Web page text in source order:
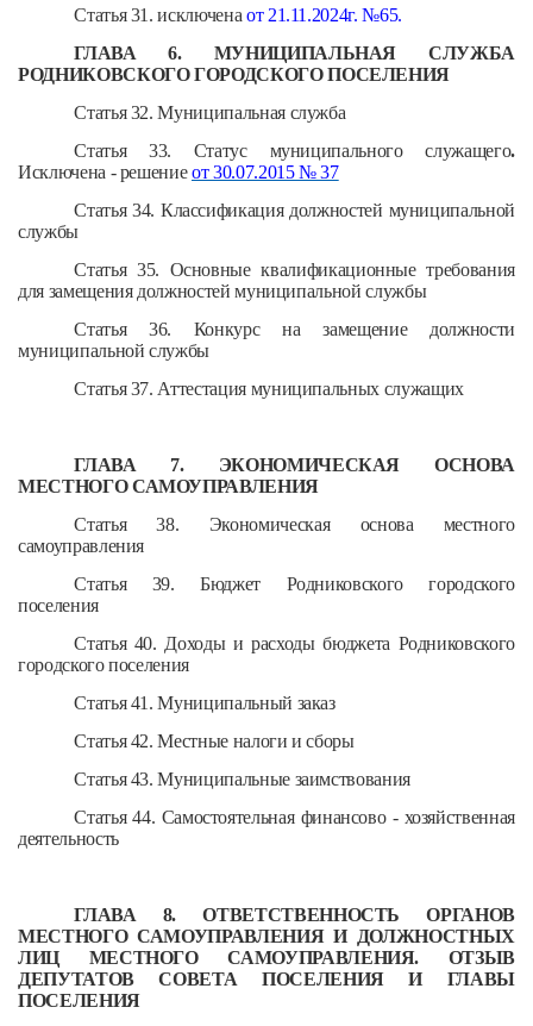
Статья 31. исключена от 21.11.2024г. №65.
ГЛАВА 6. МУНИЦИПАЛЬНАЯ СЛУЖБА
РОДНИКОВСКОГО ГОРОДСКОГО ПОСЕЛЕНИЯ
Статья 32. Муниципальная служба
Статья 33. Статус муниципального служащего.
Исключена - решениеот 30.07.2015 № 37
Статья 34. Классификация должностей муниципальной
службы
Статья 35. Основные квалификационные требования
для замещения должностей муниципальной службы
Статья 36. Конкурс на замещение должности
муниципальной службы
Статья 37. Аттестация муниципальных служащих
ГЛАВА 7. ЭКОНОМИЧЕСКАЯ ОСНОВА
МЕСТНОГО САМОУПРАВЛЕНИЯ
Статья 38. Экономическая основа местного
самоуправления
Статья 39. Бюджет Родниковского городского
поселения
Статья 40. Доходы и расходы бюджета Родниковского
городского поселения
Статья 41. Муниципальный заказ
Статья 42. Местные налоги и сборы
Статья 43. Муниципальные заимствования
Статья 44. Самостоятельная финансово - хозяйственная
деятельность
ГЛАВА 8. ОТВЕТСТВЕННОСТЬ ОРГАНОВ
МЕСТНОГО САМОУПРАВЛЕНИЯ И ДОЛЖНОСТНЫХ
ЛИЦ МЕСТНОГО САМОУПРАВЛЕНИЯ. ОТЗЫВ
ДЕПУТАТОВ СОВЕТА ПОСЕЛЕНИЯ И ГЛАВЫ
ПОСЕЛЕНИЯ